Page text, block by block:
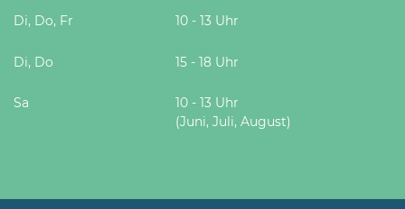
Di, Do, Fr 10 - 13 Uhr
Di, Do 15 - 18 Uhr
Sa
10 - 13 Uhr
(Juni, Juli, August)